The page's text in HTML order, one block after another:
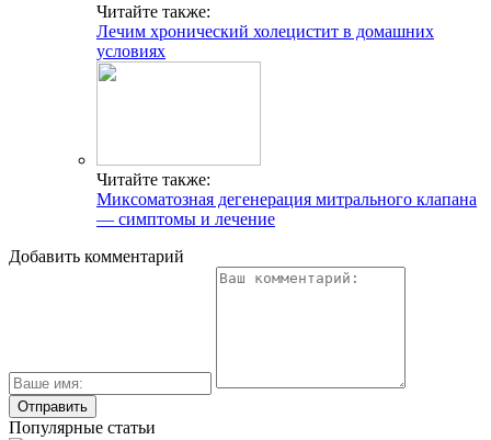
Читайте также:
Лечим хронический холецистит в домашних
условиях
Читайте также:
Миксоматозная дегенерация митрального клапана
— симптомы и лечение
Добавить комментарий
Популярные статьи